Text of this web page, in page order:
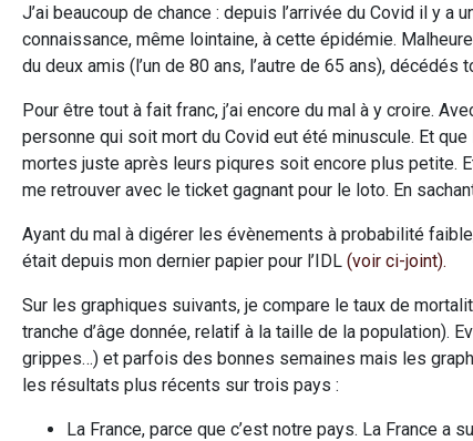
J’ai beaucoup de chance : depuis l’arrivée du Covid il y a
connaissance, même lointaine, à cette épidémie.
du deux amis (l’un de 80 ans, l’autre de 65 ans),
Pour être tout à fait franc, j’ai encore du mal à y croire.
personne qui soit mort du Covid eut été minuscule. Et
mortes juste après leurs piqures soit encore plus petite.
me retrouver avec le ticket gagnant pour le loto. En
Ayant du mal à digérer les évènements à probabilité
était depuis mon dernier papier pour l’IDL (voir ci-joint).
Sur les graphiques suivants, je compare le taux de
tranche d’âge donnée, relatif à la taille de la population).
grippes…) et parfois des bonnes semaines mais les
les résultats plus récents sur trois pays :
La France, parce que c’est notre pays. La France